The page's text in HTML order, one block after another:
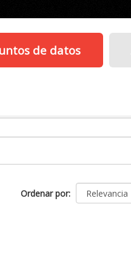
de datos
Ordenar por